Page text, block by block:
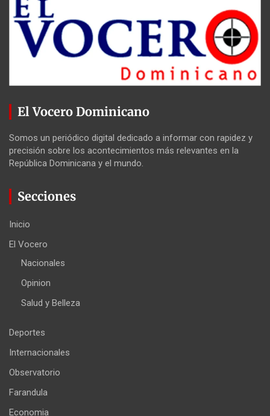
El Vocero Dominicano
Somos un periódico digital dedicado a informar con rapidez y
precisión sobre los acontecimientos más relevantes en la
República Dominicana y el mundo.
Secciones
Inicio
El Vocero
Nacionales
Opinion
Salud y Belleza
Deportes
Internacionales
Observatorio
Farandula
Economia